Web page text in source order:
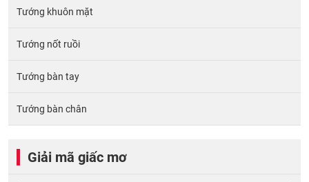
Tướng khuôn mặt
Tướng nốt ruồi
Tướng bàn tay
Tướng bàn chân
Giải mã giấc mơ